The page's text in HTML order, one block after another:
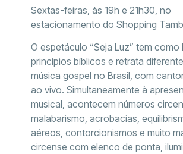
Sextas-feiras, às 19h e 21h30, no
estacionamento do Shopping
O espetáculo “Seja Luz” tem como
princípios bíblicos e retrata
música gospel no Brasil, com
ao vivo. Simultaneamente à
musical, acontecem números
malabarismo, acrobacias,
aéreos, contorcionismos e muito
circense com elenco de ponta,